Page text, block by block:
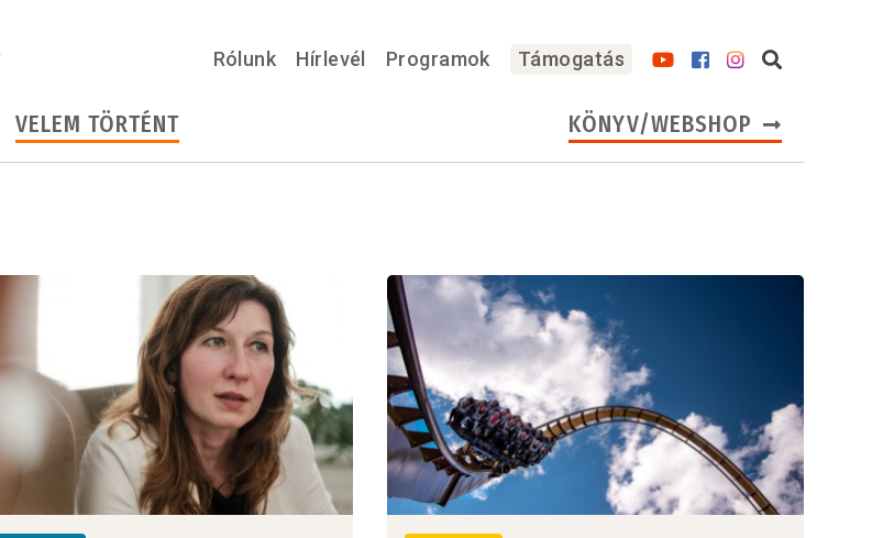
Rólunk Hírlevél Programok Támogatás
VELEM TÖRTÉNT KÖNYV/WEBSHOP